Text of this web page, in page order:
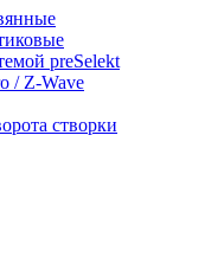
preSelekt
/ Z-Wave
створки